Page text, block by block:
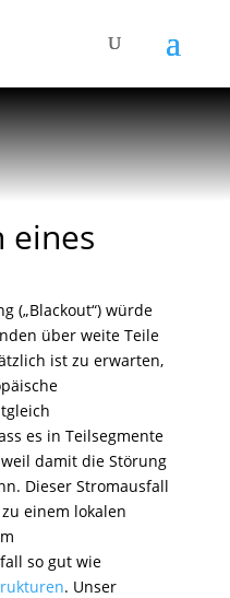
eines
(„Blackout“) würde
über weite Teile
ist zu erwarten,
es in Teilsegmente
damit die Störung
Dieser Stromausfall
einem lokalen
so gut wie
. Unser